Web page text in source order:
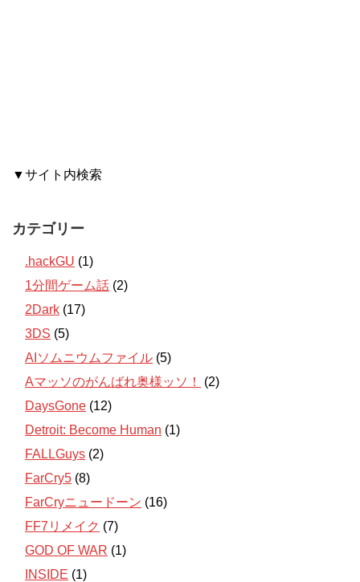
▼サイト内検索
カテゴリー
.hackGU (1)
1分間ゲーム話 (2)
2Dark (17)
3DS (5)
AIソムニウムファイル (5)
Aマッソのがんばれ奥様ッソ！
(2)
DaysGone (12)
Detroit: Become Human (1)
FALLGuys (2)
FarCry5 (8)
FarCryニュードーン (16)
FF7リメイク (7)
GOD OF WAR (1)
INSIDE (1)